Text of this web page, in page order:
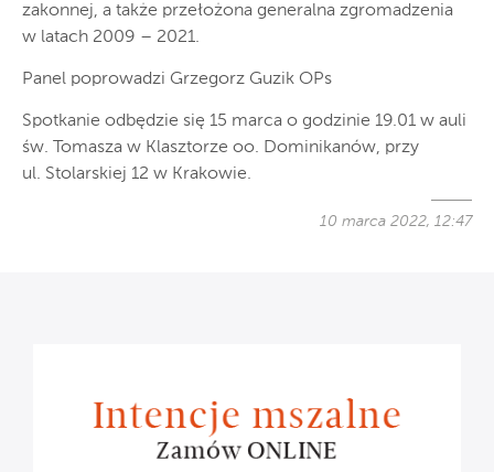
zakonnej, a także przełożona generalna zgromadzenia
w latach 2009 – 2021.
Panel poprowadzi Grzegorz Guzik OPs
Spotkanie odbędzie się 15 marca o godzinie 19.01 w auli
św. Tomasza w Klasztorze oo. Dominikanów, przy
ul. Stolarskiej 12 w Krakowie.
10 marca 2022, 12:47